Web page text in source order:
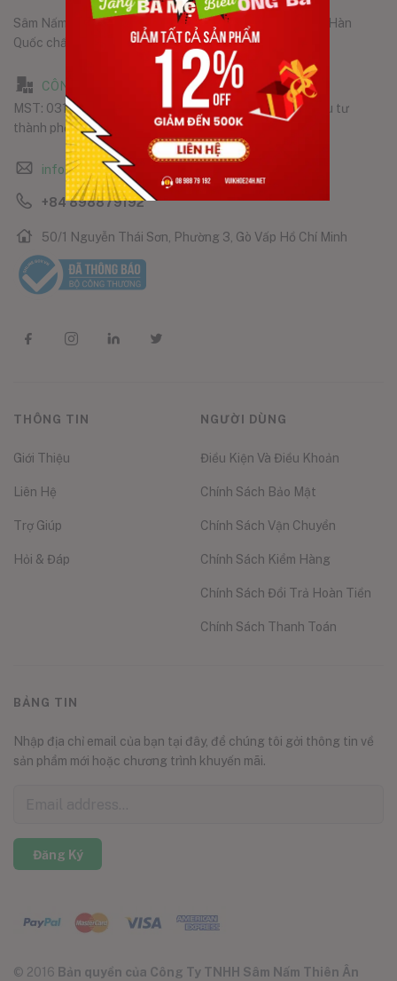
Sâm Nấm Thiên Ân phân phối các sản phẩm chính hãng Hàn
Quốc chất lượng tốt nhất đến tay người tiêu dùng.
CÔNG TY TNHH SÂM NẤM THIÊN ÂN
MST: 0316323102, do Phòng ĐKKD Sở Kế hoạch và Đầu tư
thành phố Hồ Chí Minh, cấp ngày 15/06/2020
info@samnamthienan.com
+84 898879192
50/1 Nguyễn Thái Sơn, Phường 3, Gò Vấp Hồ Chí Minh
THÔNG TIN
Giới Thiệu
Liên Hệ
Trợ Giúp
Hỏi & Đáp
NGƯỜI DÙNG
Điều Kiện Và Điều Khoản
Chính Sách Bảo Mật
Chính Sách Vận Chuyển
Chính Sách Kiểm Hàng
Chính Sách Đổi Trả Hoàn Tiền
Chính Sách Thanh Toán
BẢNG TIN
Nhập địa chỉ email của bạn tại đây, để chúng tôi gởi thông tin về
sản phẩm mới hoặc chương trình khuyến mãi.
Đăng Ký
© 2016 Bản quyền của Công Ty TNHH Sâm Nấm Thiên Ân